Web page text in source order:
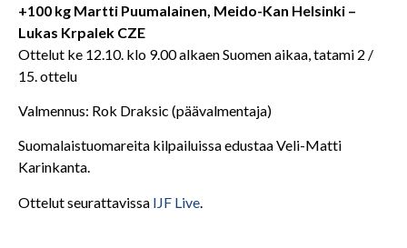
+100 kg Martti Puumalainen, Meido-Kan Helsinki –
Lukas Krpalek CZE
Ottelut ke 12.10. klo 9.00 alkaen Suomen aikaa, tatami 2 /
15. ottelu
Valmennus: Rok Draksic (päävalmentaja)
Suomalaistuomareita kilpailuissa edustaa Veli-Matti
Karinkanta.
Ottelut seurattavissa IJF Live